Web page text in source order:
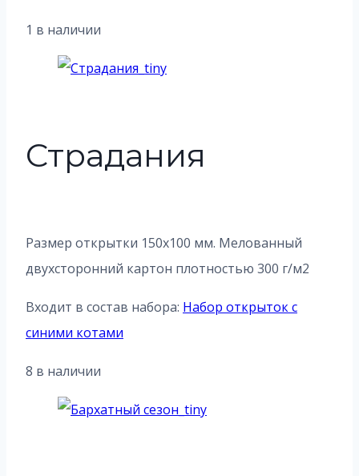
1 в наличии
Страдания
Размер открытки 150х100 мм. Мелованный
двухсторонний картон плотностью 300 г/м2
Входит в состав набора: Набор открыток с
синими котами
8 в наличии